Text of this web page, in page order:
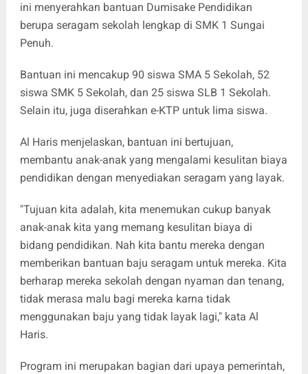
ini menyerahkan bantuan Dumisake Pendidikan
berupa seragam sekolah lengkap di SMK 1 Sungai
Penuh.
Bantuan ini mencakup 90 siswa SMA 5 Sekolah, 52
siswa SMK 5 Sekolah, dan 25 siswa SLB 1 Sekolah.
Selain itu, juga diserahkan e-KTP untuk lima siswa.
Al Haris menjelaskan, bantuan ini bertujuan,
membantu anak-anak yang mengalami kesulitan biaya
pendidikan dengan menyediakan seragam yang layak.
"Tujuan kita adalah, kita menemukan cukup banyak
anak-anak kita yang memang kesulitan biaya di
bidang pendidikan. Nah kita bantu mereka dengan
memberikan bantuan baju seragam untuk mereka. Kita
berharap mereka sekolah dengan nyaman dan tenang,
tidak merasa malu bagi mereka karna tidak
menggunakan baju yang tidak layak lagi," kata Al
Haris.
Program ini merupakan bagian dari upaya pemerintah,